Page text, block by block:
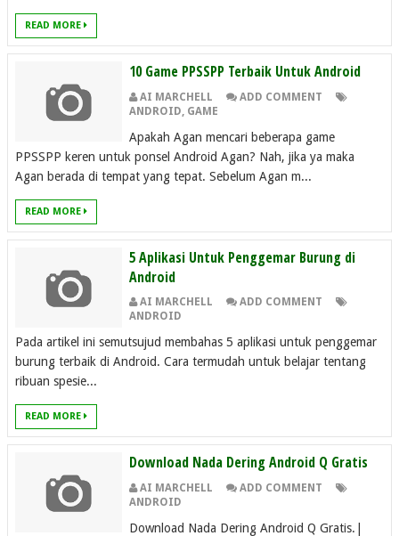
READ MORE
10 Game PPSSPP Terbaik Untuk Android
AI MARCHELL
ADD COMMENT
ANDROID, GAME
Apakah Agan mencari beberapa game
PPSSPP keren untuk ponsel Android Agan? Nah, jika ya maka
Agan berada di tempat yang tepat. Sebelum Agan m...
READ MORE
5 Aplikasi Untuk Penggemar Burung di
Android
AI MARCHELL
ADD COMMENT
ANDROID
Pada artikel ini semutsujud membahas 5 aplikasi untuk penggemar
burung terbaik di Android. Cara termudah untuk belajar tentang
ribuan spesie...
READ MORE
Download Nada Dering Android Q Gratis
AI MARCHELL
ADD COMMENT
ANDROID
Download Nada Dering Android Q Gratis.|